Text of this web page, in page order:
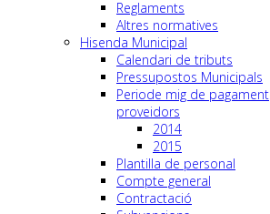
Reglaments
Altres normatives
Hisenda Municipal
Calendari de tributs
Pressupostos Municipals
Periode mig de pagament
proveidors
2014
2015
Plantilla de personal
Compte general
Contractació